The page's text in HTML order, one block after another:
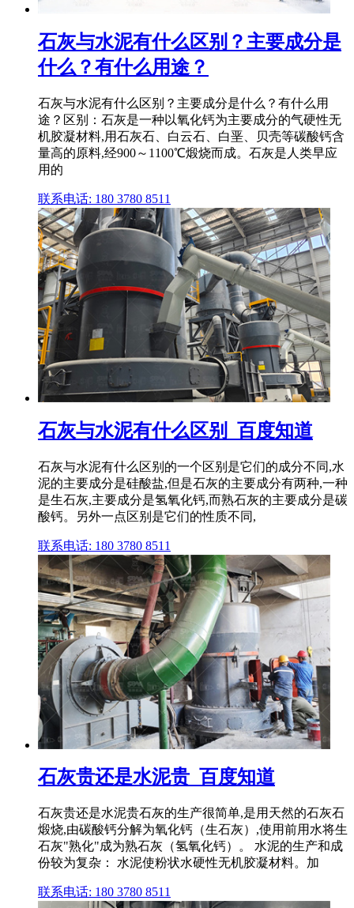
石灰与水泥有什么区别？主要成分是
什么？有什么用途？
石灰与水泥有什么区别？主要成分是什么？有什么用
途？区别：石灰是一种以氧化钙为主要成分的气硬性无
机胶凝材料,用石灰石、白云石、白垩、贝壳等碳酸钙含
量高的原料,经900～1100℃煅烧而成。石灰是人类早应
用的
联系电话: 180 3780 8511
石灰与水泥有什么区别_百度知道
石灰与水泥有什么区别的一个区别是它们的成分不同,水
泥的主要成分是硅酸盐,但是石灰的主要成分有两种,一种
是生石灰,主要成分是氢氧化钙,而熟石灰的主要成分是碳
酸钙。另外一点区别是它们的性质不同,
联系电话: 180 3780 8511
石灰贵还是水泥贵_百度知道
石灰贵还是水泥贵石灰的生产很简单,是用天然的石灰石
煅烧,由碳酸钙分解为氧化钙（生石灰）,使用前用水将生
石灰"熟化"成为熟石灰（氢氧化钙）。 水泥的生产和成
份较为复杂： 水泥使粉状水硬性无机胶凝材料。加
联系电话: 180 3780 8511